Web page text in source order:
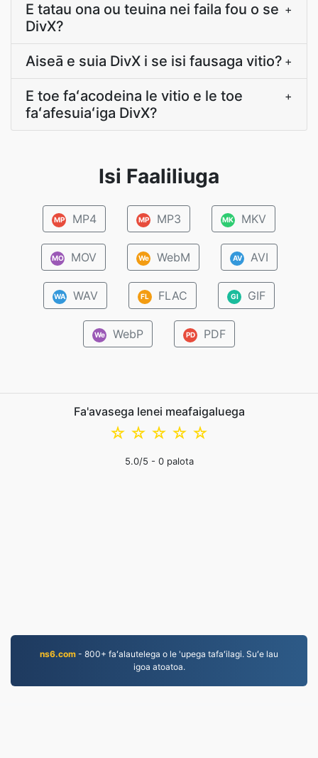
E tatau ona ou teuina nei faila fou o se
DivX?
+
Aiseā e suia DivX i se isi fausaga vitio? +
E toe faʻacodeina le vitio e le toe
faʻafesuiaʻiga DivX?
+
Isi Faaliliuga
MP MP4 MP MP3 MK MKV
MO MOV We WebM AV AVI
WA WAV FL FLAC GI GIF
We WebP PD PDF
Fa'avasega lenei meafaigaluega
☆
☆
☆
☆
☆
5.0/5 - 0palota
ns6.com - 800+ faʻalautelega o le 'upega tafaʻilagi. Suʻe lau
igoa atoatoa.